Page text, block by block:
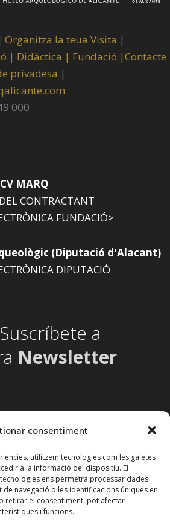
consentiment
utilitzem tecnologies com les galetes
a la informació del dispositiu. El
ens permetrà processar dades
navegació o les identificacions úniques en
retirar el consentiment, pot afectar
i funcions.
Organitza la teua Visita |
| Didàctica | Fundació |Contacte
privadesa |
000
MARQ
CONTRACTANT
FUNDACIÓ>
(Diputació d'Alacant)
DIPUTACIÓ
Suscríbete a
Newsletter